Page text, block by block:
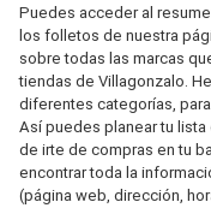
Puedes acceder al
los folletos de nuestra
sobre todas las marcas
tiendas de Villagonzalo.
diferentes categorías,
Así puedes planear tu lista
de irte de compras en tu
encontrar toda la
(página web, dirección,